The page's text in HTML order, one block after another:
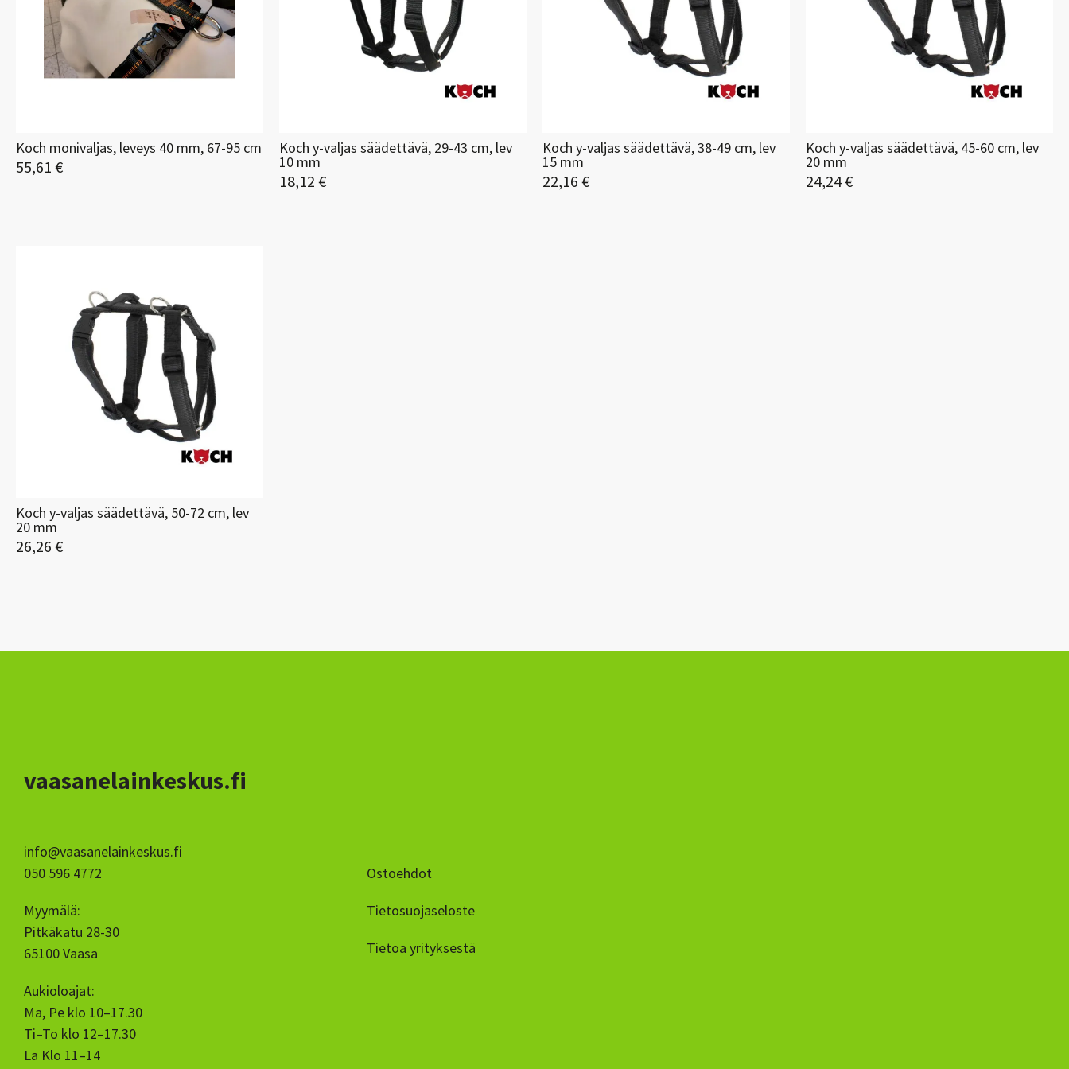
Koch monivaljas, leveys 40 mm, 67-95 cm
55,61 €
Koch y-valjas säädettävä, 29-43 cm, lev
10 mm
18,12 €
Koch y-valjas säädettävä, 38-49 cm, lev
15 mm
22,16 €
Koch y-valjas säädettävä, 45-60 cm, lev
20 mm
24,24 €
Koch y-valjas säädettävä, 50-72 cm, lev
20 mm
26,26 €
vaasanelainkeskus.fi
info@vaasanelainkeskus.fi
050 596 4772
Myymälä:
Pitkäkatu 28-30
65100 Vaasa
Aukioloajat:
Ma, Pe klo 10–17.30
Ti–To klo 12–17.30
La Klo 11–14
Ostoehdot
Tietosuojaseloste
Tietoa yrityksestä